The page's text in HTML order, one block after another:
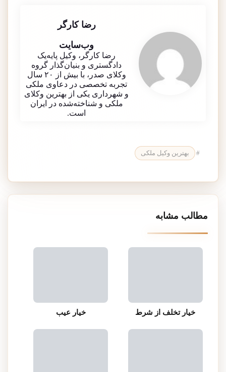
رضا کارگر
وب‌سایت
رضا کارگر، وکیل پایه‌یک
دادگستری و بنیان‌گذار گروه
وکلای صدر، با بیش از ۲۰ سال
تجربه تخصصی در دعاوی ملکی
و شهرداری یکی از بهترین وکلای
ملکی و شناخته‌شده در ایران
است.
# بهترین وکیل ملکی
مطالب مشابه
خیار تخلف از شرط خیار عیب